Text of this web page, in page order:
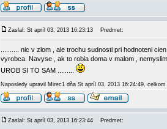
Zaslal: St apríl 03, 2013 16:23:13 Predmet:
.......... nic v zlom , ale trochu sudnosti pri hodnoteni
vyrobca. Navyse , ak to robia doma v malom ,
UROB SI TO SAM .........
Naposledy upravil Mirec1 dňa St apríl 03, 2013 16:24:49,
Zaslal: St apríl 03, 2013 16:23:44 Predmet: